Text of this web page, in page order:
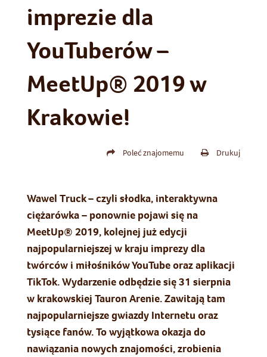
imprezie dla
YouTuberów –
MeetUp® 2019 w
Krakowie!
Poleć znajomemu Drukuj
Wawel Truck – czyli słodka, interaktywna
ciężarówka – ponownie pojawi się na
MeetUp® 2019, kolejnej już edycji
najpopularniejszej w kraju imprezy dla
twórców i miłośników YouTube oraz aplikacji
TikTok. Wydarzenie odbędzie się 31 sierpnia
w krakowskiej Tauron Arenie. Zawitają tam
najpopularniejsze gwiazdy Internetu oraz
tysiące fanów. To wyjątkowa okazja do
nawiązania nowych znajomości, zrobienia